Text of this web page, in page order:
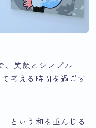
、笑顔とシンプル
考える時間を過ごす
という和を重んじる